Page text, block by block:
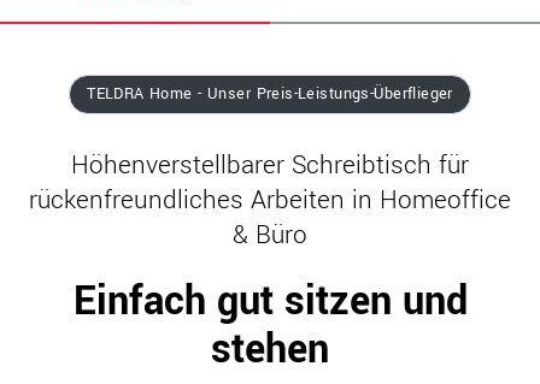
TELDRA Home - Unser Preis-Leistungs-Überflieger
Höhenverstellbarer Schreibtisch für
rückenfreundliches Arbeiten in Homeoffice
& Büro
Einfach gut sitzen und
stehen